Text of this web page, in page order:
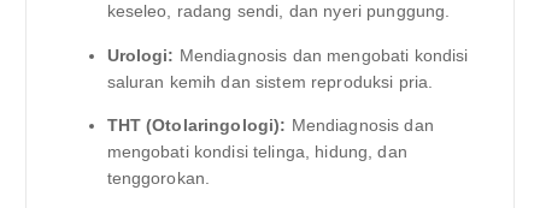
keseleo, radang sendi, dan nyeri punggung.
Urologi: Mendiagnosis dan mengobati kondisi
saluran kemih dan sistem reproduksi pria.
THT (Otolaringologi): Mendiagnosis dan
mengobati kondisi telinga, hidung, dan
tenggorokan.